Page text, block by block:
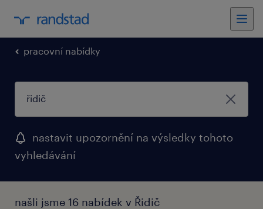
pracovní nabídky
nastavit upozornění na výsledky tohoto
vyhledávání
našli jsme 16 nabídek v Řidič